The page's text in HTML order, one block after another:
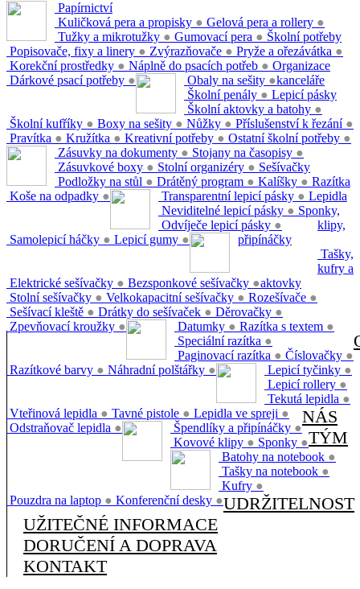
Papírnictví
Kuličková pera a propisky ● Gelová pera a rollery ●
Tužky a mikrotužky ● Gumovací pera ●
Popisovače, fixy a linery ● Zvýrazňovače ● Pryže a ořezávátka ●
Korekční prostředky ● Náplně do psacích potřeb ●
Dárkové psací potřeby ●
Školní potřeby
Obaly na sešity ●
Školní penály ●
Školní aktovky a batohy ●
Školní kufříky ● Boxy na sešity ● Nůžky ● Příslušenství k řezání ●
Pravítka ● Kružítka ● Kreativní potřeby ● Ostatní školní potřeby ●
Organizace
kanceláře
Zásuvky na dokumenty ● Stojany na časopisy ●
Zásuvkové boxy ● Stolní organizéry ●
Podložky na stůl ● Drátěný program ● Kalíšky ●
Koše na odpadky ●
Lepicí pásky
Transparentní lepicí pásky ●
Neviditelné lepicí pásky ●
Odvíječe lepicí pásky ●
Samolepicí háčky ● Lepicí gumy ●
Sešívačky
Elektrické sešívačky ● Bezsponkové sešívačky ●
Stolní sešívačky ● Velkokapacitní sešívačky ● Rozešívače ●
Sešívací kleště ● Drátky do sešívaček ● Děrovačky ●
Zpevňovací kroužky ●
Razítka
Datumky ● Razítka s textem ●
Speciální razítka ●
Paginovací razítka ● Číslovačky ●
Razítkové barvy ● Náhradní polštářky ●
Lepidla
Lepicí tyčinky ●
Lepicí rollery ●
Tekutá lepidla ●
Vteřinová lepidla ● Tavné pistole ● Lepidla ve spreji ●
Odstraňovač lepidla ●
Sponky,
klipy,
připínáčky
Špendlíky a připínáčky ●
Kovové klipy ● Sponky ●
Tašky,
kufry a
aktovky
Batohy na notebook ●
Tašky na notebook ●
Kufry ●
Pouzdra na laptop ● Konferenční desky ●
NÁS
TÝM
UDRŽITELNOST
UŽITEČNÉ INFORMACE
DORUČENÍ A DOPRAVA
KONTAKT